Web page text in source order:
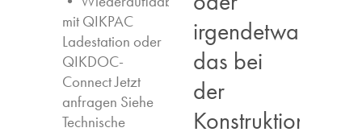
mit QIKPAC
Ladestation oder
QIKDOC-
Connect Jetzt
anfragen​ Siehe
Technische
irgendetwas,
das bei
der
Konstruktion